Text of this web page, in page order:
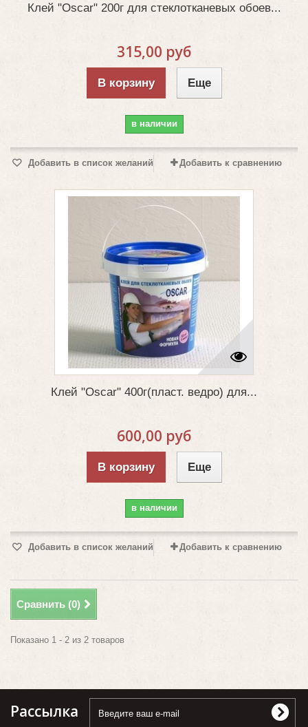
Клей "Oscar" 200г для стеклотканевых обоев...
315,00 руб
В корзину Еще
в наличии
Добавить в список желаний Добавить к сравнению
Клей "Oscar" 400г(пласт. ведро) для...
600,00 руб
В корзину Еще
в наличии
Добавить в список желаний Добавить к сравнению
Сравнить (0)
Показано 1 - 2 из 2 товаров
Рассылка